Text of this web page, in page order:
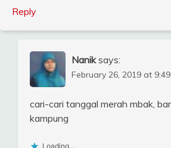
Reply
Nanik says:
February 26, 2019 at
cari-cari tanggal merah mbak,
kampung
Loading...